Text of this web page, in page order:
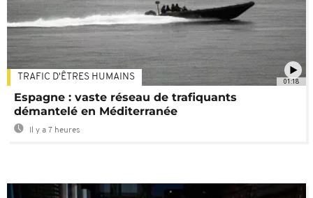
01:18
TRAFIC D'ÊTRES HUMAINS
Espagne : vaste réseau de trafiquants
démantelé en Méditerranée
Il y a 7 heures